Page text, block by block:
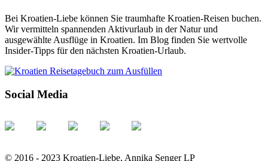
Bei Kroatien-Liebe können Sie traumhafte Kroatien-Reisen buchen.
Wir vermitteln spannenden Aktivurlaub in der Natur und
ausgewählte Ausflüge in Kroatien. Im Blog finden Sie wertvolle
Insider-Tipps für den nächsten Kroatien-Urlaub.
Social Media
© 2016 - 2023 Kroatien-Liebe, Annika Senger LP